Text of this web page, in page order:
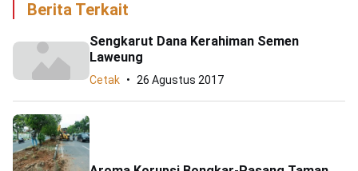
Berita Terkait
Sengkarut Dana Kerahiman Semen
Laweung
Cetak 26 Agustus 2017